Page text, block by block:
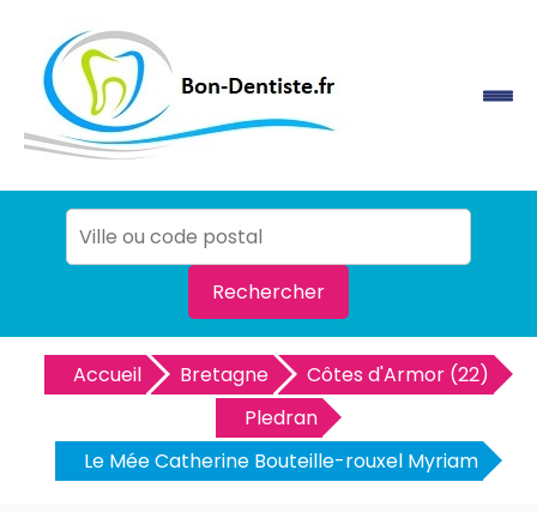
Rechercher
Accueil Bretagne
Côtes d'Armor (22)
Pledran
Le Mée Catherine Bouteille-rouxel Myriam